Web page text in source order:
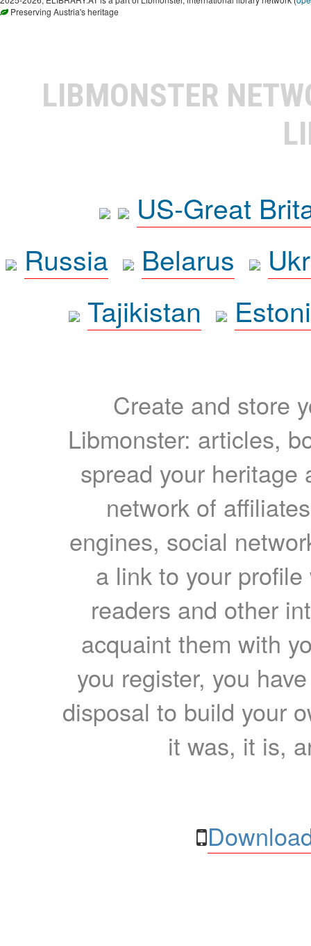
Preserving Austria's heritage
LIBMONSTER
US-Great
Russia
Belarus
Tajikistan
Create and store
Libmonster: articles,
spread your heritage
network of
engines, social
a link to your
readers and other
acquaint them with
you register, you
disposal to build your
it was, it is,